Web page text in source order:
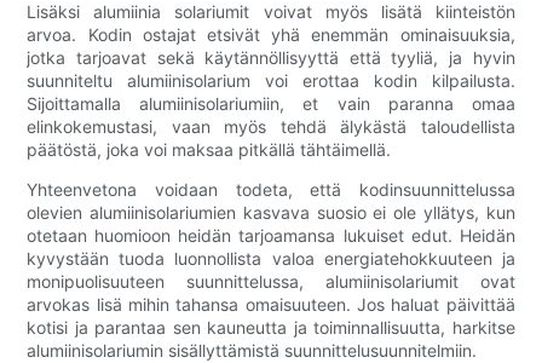
Lisäksi alumiinia solariumit voivat myös lisätä kiinteistön
arvoa. Kodin ostajat etsivät yhä enemmän ominaisuuksia,
jotka tarjoavat sekä käytännöllisyyttä että tyyliä, ja hyvin
suunniteltu alumiinisolarium voi erottaa kodin kilpailusta.
Sijoittamalla alumiinisolariumiin, et vain paranna omaa
elinkokemustasi, vaan myös tehdä älykästä taloudellista
päätöstä, joka voi maksaa pitkällä tähtäimellä.
Yhteenvetona voidaan todeta, että kodinsuunnittelussa
olevien alumiinisolariumien kasvava suosio ei ole yllätys, kun
otetaan huomioon heidän tarjoamansa lukuiset edut. Heidän
kyvystään tuoda luonnollista valoa energiatehokkuuteen ja
monipuolisuuteen suunnittelussa, alumiinisolariumit ovat
arvokas lisä mihin tahansa omaisuuteen. Jos haluat päivittää
kotisi ja parantaa sen kauneutta ja toiminnallisuutta, harkitse
alumiinisolariumin sisällyttämistä suunnittelusuunnitelmiin.